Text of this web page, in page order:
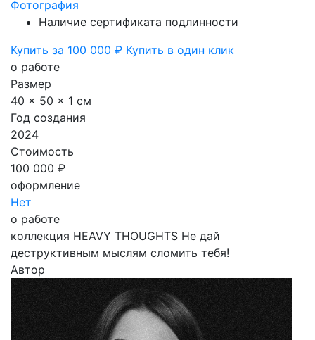
Фотография
Наличие сертификата подлинности
Купить за 100 000 ₽ Купить в один клик
о работе
Размер
40 x 50 x 1 см
Год создания
2024
Стоимость
100 000 ₽
оформление
Нет
о работе
коллекция HEAVY THOUGHTS Не дай
деструктивным мыслям сломить тебя!
Автор